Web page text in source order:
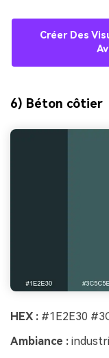
Créer Des
6) Béton côtier
HEX : #1E2E30
Ambiance :